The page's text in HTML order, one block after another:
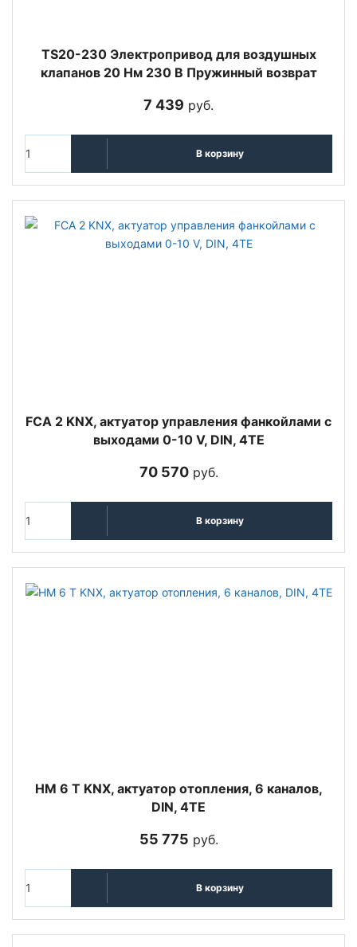
TS20-230 Электропривод для воздушных
клапанов 20 Нм 230 В Пружинный возврат
7 439 руб.
В корзину
FCA 2 KNX, актуатор управления фанкойлами с
выходами 0-10 V, DIN, 4TE
70 570руб.
В корзину
HM 6 T KNX, актуатор отопления, 6 каналов,
DIN, 4TE
55 775 руб.
В корзину